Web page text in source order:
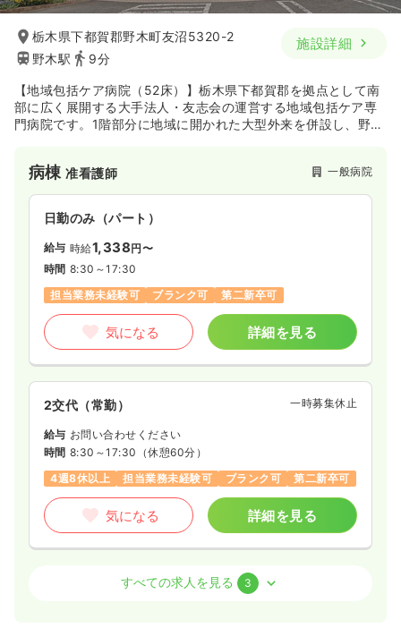
栃木県下都賀郡野木町友沼5320-2
野木駅
9分
施設詳細
【地域包括ケア病院（52床）】栃木県下都賀郡を拠点として南
部に広く展開する大手法人・友志会の運営する地域包括ケア専
門病院です。1階部分に地域に開かれた大型外来を併設し、野木
施設からの急性増悪に対しての治療・糖尿病のトータルケアを
行っているのも特徴のひとつです。
病棟准看護師 一般病院
日勤のみ（パート）
給与 時給1,338円〜
時間 8:30～17:30
担当業務未経験可
ブランク可 第二新卒可
気になる 詳細を見る
2交代（常勤） 一時募集休止
給与 お問い合わせください
時間 8:30～17:30 （休憩60分）
4週8休以上
担当業務未経験可 ブランク可 第二新卒可
気になる 詳細を見る
すべての求人を見る 3